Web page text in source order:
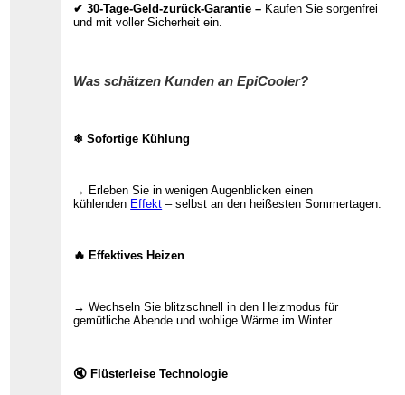
✔ 30-Tage-Geld-zurück-Garantie – Kaufen Sie sorgenfrei
und mit voller Sicherheit ein.
Was schätzen Kunden an EpiCooler?
❄ Sofortige Kühlung
→ Erleben Sie in wenigen Augenblicken einen
kühlenden Effekt – selbst an den heißesten Sommertagen.
🔥 Effektives Heizen
→ Wechseln Sie blitzschnell in den Heizmodus für
gemütliche Abende und wohlige Wärme im Winter.
🔇 Flüsterleise Technologie